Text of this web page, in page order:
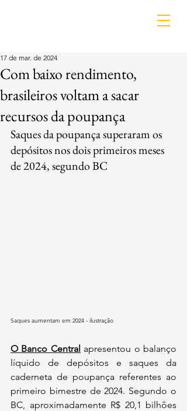
Com baixo rendimento,
brasileiros voltam a sacar
recursos da poupança
17 de mar. de 2024
Saques da poupança superaram os
depósitos nos dois primeiros meses
de 2024, segundo BC
Saques aumentam em 2024 - ilustração
O Banco Central apresentou o balanço
líquido de depósitos e saques da
caderneta de poupança referentes ao
primeiro bimestre de 2024. Segundo o
BC, aproximadamente R$ 20,1 bilhões